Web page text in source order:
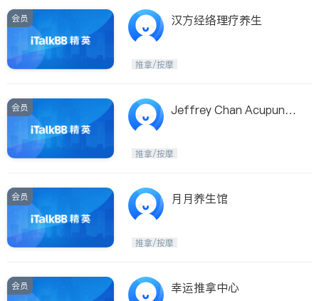
会员 汉方经络理疗养生
推拿/按摩
会员
Jeffrey Chan Acupunct
推拿/按摩
会员 月月养生馆
推拿/按摩
会员 幸运推拿中心